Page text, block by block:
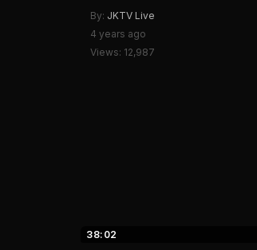
By: JKTV Live
4 years ago
Views: 12,987
38:02